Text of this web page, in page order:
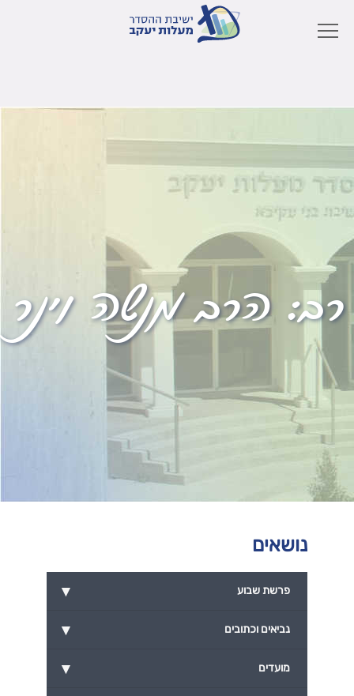
רב:הרב מנשה וינר
נושאים
▾ פרשת שבוע
▾ נביאים וכתובים
▾ מועדים